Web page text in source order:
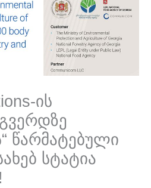
ის
წარმატებული
სტატია
CCOM AI
დაგეხმაროთ?